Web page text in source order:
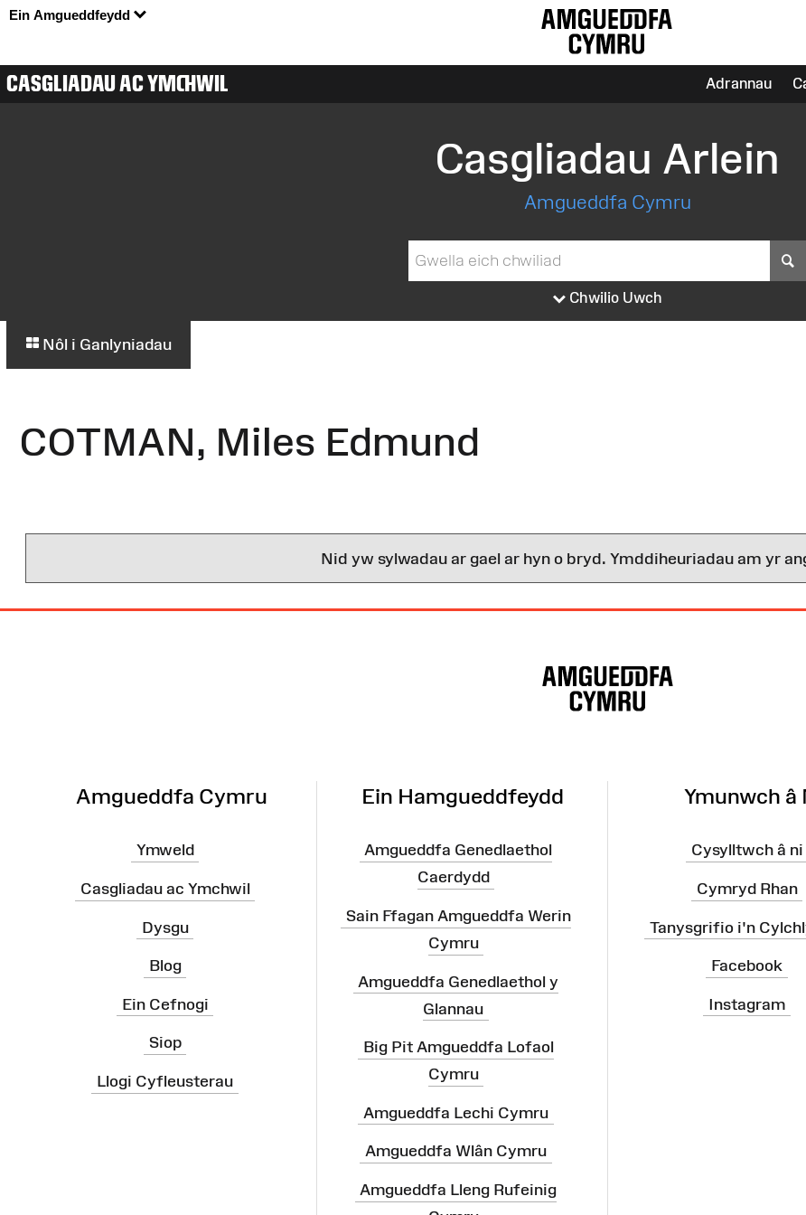
Ein Amgueddfeydd
CASGLIADAU AC YMCHWIL Adrannau
Casgliadau Arlein
Amgueddfa Cymru
Chwilio Uwch
Nôl i Ganlyniadau
COTMAN, Miles Edmund
Nid yw sylwadau ar gael ar hyn o bryd. Ymddiheuriadau am yr
Amgueddfa Cymru
Ymweld
Casgliadau ac Ymchwil
Dysgu
Blog
Ein Cefnogi
Siop
Llogi Cyfleusterau
Ein Hamgueddfeydd
Amgueddfa Genedlaethol
Caerdydd
Sain Ffagan Amgueddfa Werin
Cymru
Amgueddfa Genedlaethol y
Glannau
Big Pit Amgueddfa Lofaol
Cymru
Amgueddfa Lechi Cymru
Amgueddfa Wlân Cymru
Amgueddfa Lleng Rufeinig
Ymunwch â
Cysylltwch â ni
Cymryd Rhan
Tanysgrifio i'n
Facebook
Instagram